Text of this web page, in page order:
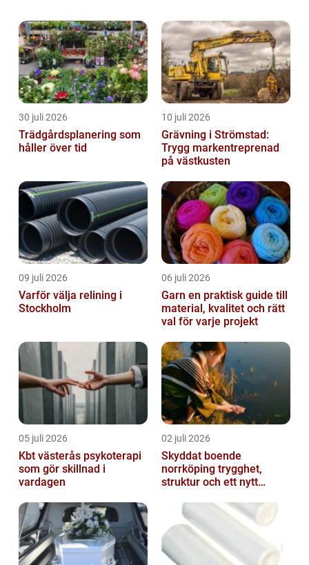
30 juli 2026
Trädgårdsplanering som
håller över tid
10 juli 2026
Grävning i Strömstad:
Trygg markentreprenad
på västkusten
09 juli 2026
Varför välja relining i
Stockholm
06 juli 2026
Garn en praktisk guide till
material, kvalitet och rätt
val för varje projekt
05 juli 2026
Kbt västerås psykoterapi
som gör skillnad i
vardagen
02 juli 2026
Skyddat boende
norrköping trygghet,
struktur och ett nytt